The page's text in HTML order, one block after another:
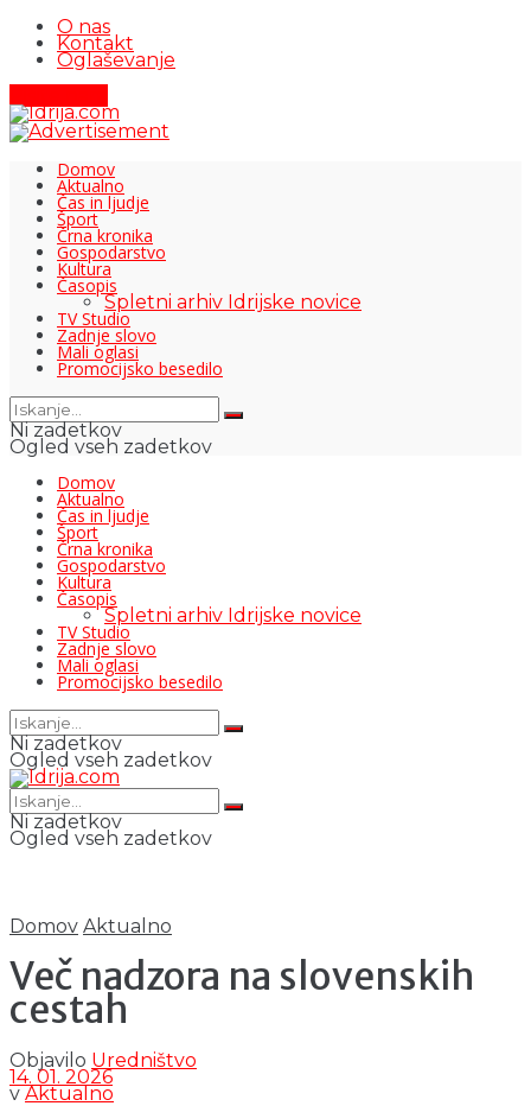
O nas
Kontakt
Oglaševanje
Domov
Aktualno
Čas in ljudje
Šport
Črna kronika
Gospodarstvo
Kultura
Časopis
Spletni arhiv Idrijske novice
TV Studio
Zadnje slovo
Mali oglasi
Promocijsko besedilo
Ni zadetkov
Ogled vseh zadetkov
Domov
Aktualno
Čas in ljudje
Šport
Črna kronika
Gospodarstvo
Kultura
Časopis
Spletni arhiv Idrijske novice
TV Studio
Zadnje slovo
Mali oglasi
Promocijsko besedilo
Ni zadetkov
Ogled vseh zadetkov
Ni zadetkov
Ogled vseh zadetkov
Domov Aktualno
Več nadzora na slovenskih
cestah
Objavilo Uredništvo
14. 01. 2026
v Aktualno